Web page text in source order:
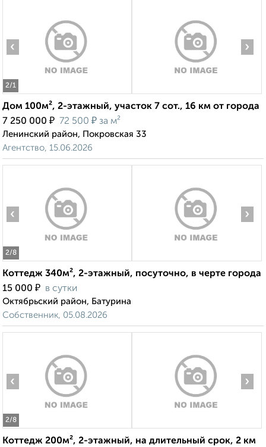
2/1
‹ ›
Дом 100м², 2-этажный, участок 7 сот., 16 км от города
7 250 000 ₽ 72 500 ₽ за м²
Ленинский район, Покровская 33
Агентство, 15.06.2026
2/8
‹ ›
Коттедж 340м², 2-этажный, посуточно, в черте города
15 000 ₽ в сутки
Октябрьский район, Батурина
Собственник, 05.08.2026
2/8
‹ ›
Коттедж 200м², 2-этажный, на длительный срок, 2 км